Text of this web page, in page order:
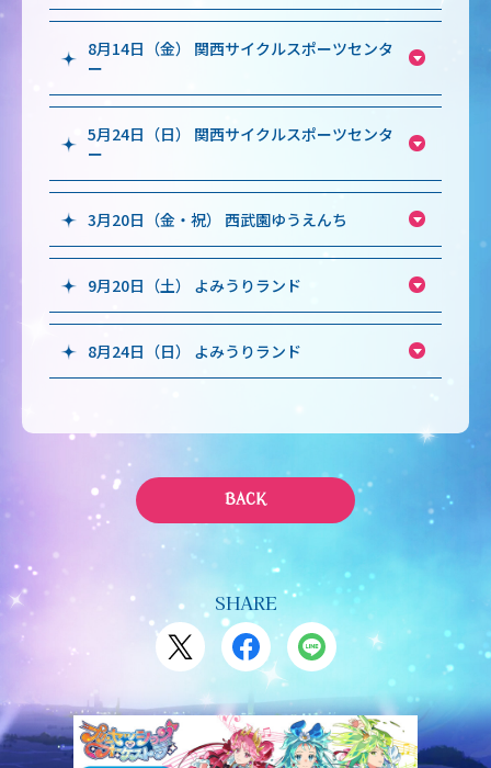
8月14日（金） 関西サイクルスポーツセンタ
ー
5月24日（日） 関西サイクルスポーツセンタ
ー
3月20日（金・祝） 西武園ゆうえんち
9月20日（土） よみうりランド
8月24日（日） よみうりランド
BACK
SHARE